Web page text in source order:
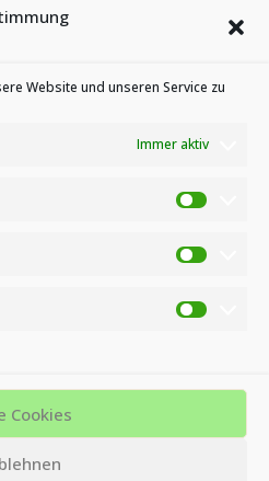
Website und unseren Service zu
Immer aktiv
Cookies
ENDOMETRIOSE ZENTRUM AM